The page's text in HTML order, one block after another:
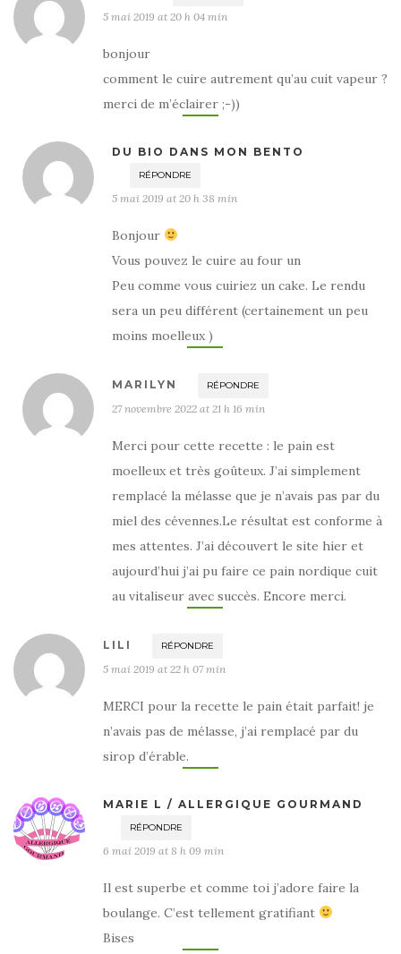
5 mai 2019 at 20 h 04 min
bonjour
comment le cuire autrement qu’au cuit vapeur ?
merci de m’éclairer ;-))
DU BIO DANS MON BENTO
RÉPONDRE
5 mai 2019 at 20 h 38 min
Bonjour
Vous pouvez le cuire au four un
Peu comme vous cuiriez un cake. Le rendu
sera un peu différent (certainement un peu
moins moelleux )
MARILYN RÉPONDRE
27 novembre 2022 at 21 h 16 min
Merci pour cette recette : le pain est
moelleux et très goûteux. J’ai simplement
remplacé la mélasse que je n’avais pas par du
miel des cévennes.Le résultat est conforme à
mes attentes. J’ai découvert le site hier et
aujourd’hui j’ai pu faire ce pain nordique cuit
au vitaliseur avec succès. Encore merci.
LILI RÉPONDRE
5 mai 2019 at 22 h 07 min
MERCI pour la recette le pain était parfait! je
n’avais pas de mélasse, j’ai remplacé par du
sirop d’érable.
MARIE L / ALLERGIQUE GOURMAND
RÉPONDRE
6 mai 2019 at 8 h 09 min
Il est superbe et comme toi j’adore faire la
boulange. C’est tellement gratifiant
Bises